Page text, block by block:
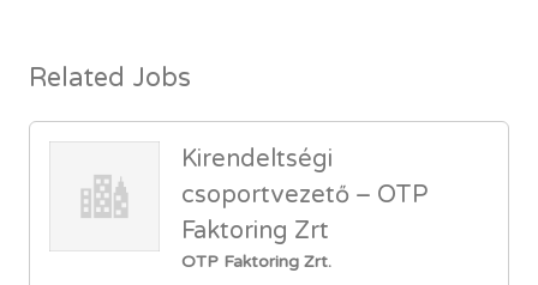
Related Jobs
Kirendeltségi
csoportvezető – OTP
Faktoring Zrt
OTP Faktoring Zrt.